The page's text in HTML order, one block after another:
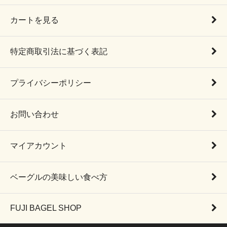
カートを見る
特定商取引法に基づく表記
プライバシーポリシー
お問い合わせ
マイアカウント
ベーグルの美味しい食べ方
FUJI BAGEL SHOP